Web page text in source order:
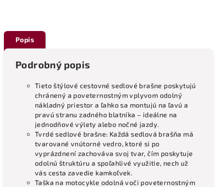
Popis
Podrobný popis
Tieto štýlové cestovné sedlové brašne poskytujú
chránený a poveternostným vplyvom odolný
nákladný priestor a ľahko sa montujú na ľavú a
pravú stranu zadného blatníka – ideálne na
jednodňové výlety alebo nočné jazdy.
Tvrdé sedlové brašne: Každá sedlová brašňa má
tvarované vnútorné vedro, ktoré si po
vyprázdnení zachováva svoj tvar, čím poskytuje
odolnú štruktúru a spoľahlivé využitie, nech už
vás cesta zavedie kamkoľvek.
Taška na motocykle odolná voči poveternostným